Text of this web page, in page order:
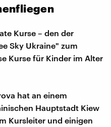
Kurse – den der
Sky Ukraine" zum
Kurse für Kinder im Alter
hat an einem
Hauptstadt Kiew
Kursleiter und einigen